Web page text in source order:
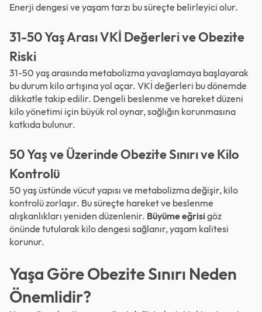
Enerji dengesi ve yaşam tarzı bu süreçte belirleyici olur.
31-50 Yaş Arası VKİ Değerleri ve Obezite
Riski
31-50 yaş arasında metabolizma yavaşlamaya başlayarak
bu durum kilo artışına yol açar. VKİ değerleri bu dönemde
dikkatle takip edilir. Dengeli beslenme ve hareket düzeni
kilo yönetimi için büyük rol oynar, sağlığın korunmasına
katkıda bulunur.
50 Yaş ve Üzerinde Obezite Sınırı ve Kilo
Kontrolü
50 yaş üstünde vücut yapısı ve metabolizma değişir, kilo
kontrolü zorlaşır. Bu süreçte hareket ve beslenme
alışkanlıkları yeniden düzenlenir. Büyüme eğrisi göz
önünde tutularak kilo dengesi sağlanır, yaşam kalitesi
korunur.
Yaşa Göre Obezite Sınırı Neden
Önemlidir?